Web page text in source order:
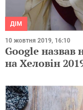
ДІМ
10 жовтня 2019, 16:10
Google назвав
на Хеловін